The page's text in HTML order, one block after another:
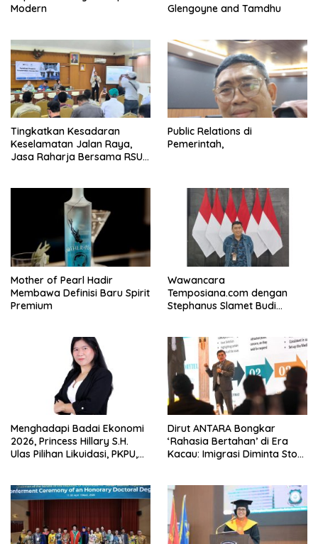
Modern
Glengoyne and Tamdhu
Tingkatkan Kesadaran
Keselamatan Jalan Raya,
Jasa Raharja Bersama RSU
Komprehensif di Jagakarsa
Public Relations di
Pemerintah,
Mother of Pearl Hadir
Membawa Definisi Baru Spirit
Premium
Wawancara
Temposiana.com dengan
Stephanus Slamet Budi
Menghadapi Badai Ekonomi
2026, Princess Hillary S.H.
Ulas Pilihan Likuidasi, PKPU,
Dirut ANTARA Bongkar
‘Rahasia Bertahan’ di Era
Kacau: Imigrasi Diminta Stop